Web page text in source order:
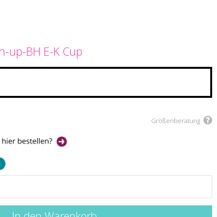
up-BH E-K Cup
Größenberatung